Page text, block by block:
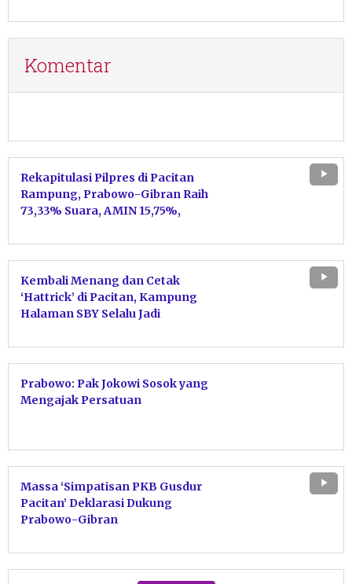
Komentar
Rekapitulasi Pilpres di Pacitan
Rampung, Prabowo-Gibran Raih
73,33% Suara, AMIN 15,75%,
Kembali Menang dan Cetak
‘Hattrick’ di Pacitan, Kampung
Halaman SBY Selalu Jadi
Prabowo: Pak Jokowi Sosok yang
Mengajak Persatuan
Massa ‘Simpatisan PKB Gusdur
Pacitan’ Deklarasi Dukung
Prabowo-Gibran